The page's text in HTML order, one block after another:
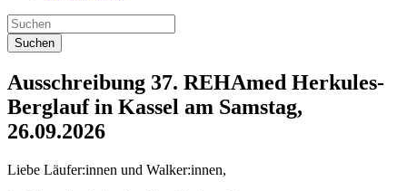
Suchen
Ausschreibung 37. REHAmed Herkules-
Berglauf in Kassel am Samstag,
26.09.2026
Liebe Läufer:innen und Walker:innen,